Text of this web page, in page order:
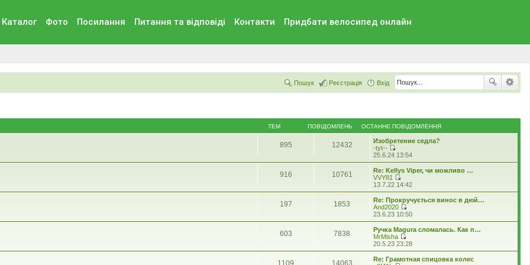
Каталог Фото Посилання Питання та вiдповiдi Контакти Придбати велосипед онлайн
Вхід
Реєстрація
Пошук
ТЕМ ПОВІДОМЛЕНЬ ОСТАННЄ ПОВІДОМЛЕННЯ
895 12432
Изобретение седла?
-tyt--
П
е
р
е
г
л
н
у
т
о
с
т
а
н
25.6.24 13:54
916 10761
Re: Kellys Viper, чи можливо …
VVY81
П
е
р
е
г
л
н
у
т
о
13.7.22 14:42
197 1853
Re: Прокручується винос в дюй…
And2020
П
е
р
е
г
л
н
23.6.23 10:50
603 7838
Ручка Magura сломалась. Как п…
MrMisha
П
е
р
20.5.23 23:28
1109 14063
Re: Грамотная спицовка колес